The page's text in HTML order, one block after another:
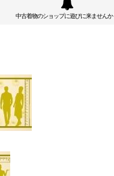
中古着物のショップに遊びに来ませんか